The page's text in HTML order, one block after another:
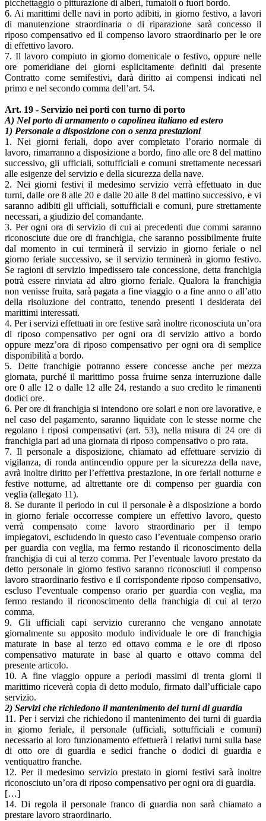
picchettaggio o pitturazione di alberi, fumaioli o fuori bordo.
6. Ai marittimi delle navi in porto adibiti, in giorno festivo, a lavori
di manutenzione straordinaria o di riparazione sarà concesso il
riposo compensativo ed il compenso lavoro straordinario per le ore
di effettivo lavoro.
7. Il lavoro compiuto in giorno domenicale o festivo, oppure nelle
ore pomeridiane dei giorni esplicitamente definiti dal presente
Contratto come semifestivi, darà diritto ai compensi indicati nel
primo e nel secondo comma dell’art. 54.
Art. 19 - Servizio nei porti con turno di porto
A) Nel porto di armamento o capolinea italiano ed estero
1) Personale a disposizione con o senza prestazioni
1. Nei giorni feriali, dopo aver completato l’orario normale di
lavoro, rimarranno a disposizione a bordo, fino alle ore 8 del mattino
successivo, gli ufficiali, sottufficiali e comuni strettamente necessari
alle esigenze del servizio e della sicurezza della nave.
2. Nei giorni festivi il medesimo servizio verrà effettuato in due
turni, dalle ore 8 alle 20 e dalle 20 alle 8 del mattino successivo, e vi
saranno adibiti gli ufficiali, sottufficiali e comuni, pure strettamente
necessari, a giudizio del comandante.
3. Per ogni ora di servizio di cui ai precedenti due commi saranno
riconosciute due ore di franchigia, che saranno possibilmente fruite
dal momento in cui terminerà il servizio in giorno feriale o nel
giorno feriale successivo, se il servizio terminerà in giorno festivo.
Se ragioni di servizio impedissero tale concessione, detta franchigia
potrà essere rinviata ad altro giorno feriale. Qualora la franchigia
non venisse fruita, sarà pagata a fine viaggio o a fine anno o all’atto
della risoluzione del contratto, tenendo presenti i desiderata dei
marittimi interessati.
4. Per i servizi effettuati in ore festive sarà inoltre riconosciuta un’ora
di riposo compensativo per ogni ora di servizio attivo a bordo
oppure mezz’ora di riposo compensativo per ogni ora di semplice
disponibilità a bordo.
5. Dette franchigie potranno essere concesse anche per mezza
giornata, purché il marittimo possa fruirne senza interruzione dalle
ore 0 alle 12 o dalle 12 alle 24, restando a suo credito le rimanenti
dodici ore.
6. Per ore di franchigia si intendono ore solari e non ore lavorative, e
nel caso del pagamento, saranno liquidate con le stesse norme che
regolano i riposi compensativi (art. 53), nella misura di 24 ore di
franchigia pari ad una giornata di riposo compensativo o pro rata.
7. Il personale a disposizione, chiamato ad effettuare servizio di
vigilanza, di ronda antincendio oppure per la sicurezza della nave,
avrà inoltre diritto per l’effettiva prestazione, in ore feriali notturne e
festive notturne, ad altrettante ore di compenso per guardia con
veglia (allegato 11).
8. Se durante il periodo in cui il personale è a disposizione a bordo
in giorno feriale occorresse compiere un effettivo lavoro, questo
verrà compensato come lavoro straordinario per il tempo
impiegatovi, escludendo in questo caso l’eventuale compenso orario
per guardia con veglia, ma fermo restando il riconoscimento della
franchigia di cui al terzo comma. Per l’eventuale lavoro prestato da
detto personale in giorno festivo saranno riconosciuti il compenso
lavoro straordinario festivo e il corrispondente riposo compensativo,
escluso l’eventuale compenso orario per guardia con veglia, ma
fermo restando il riconoscimento della franchigia di cui al terzo
comma.
9. Gli ufficiali capi servizio cureranno che vengano annotate
giornalmente su apposito modulo individuale le ore di franchigia
maturate in base al terzo ed ottavo comma e le ore di riposo
compensativo maturate in base al quarto e ottavo comma del
presente articolo.
10. A fine viaggio oppure a periodi massimi di trenta giorni il
marittimo riceverà copia di detto modulo, firmato dall’ufficiale capo
servizio.
2) Servizi che richiedono il mantenimento dei turni di guardia
11. Per i servizi che richiedono il mantenimento dei turni di guardia
in giorno feriale, il personale (ufficiali, sottufficiali e comuni)
necessario al loro funzionamento effettuerà i relativi turni sulla base
di otto ore di guardia e sedici franche o dodici di guardia e
ventiquattro franche.
12. Per il medesimo servizio prestato in giorni festivi sarà inoltre
riconosciuto un’ora di riposo compensativo per ogni ora di guardia.
[…]
14. Di regola il personale franco di guardia non sarà chiamato a
prestare lavoro straordinario.